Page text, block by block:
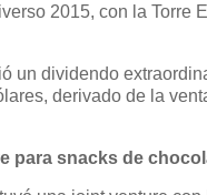
2015, con la Torre
un dividendo
derivado de la
para snacks de